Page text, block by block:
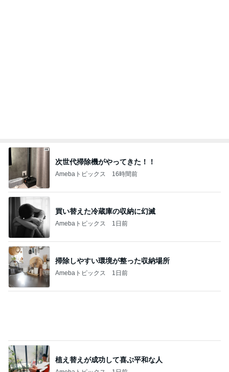
次世代掃除機がやってきた！！
Amebaトピックス 16時間前
買い替えた冷蔵庫の収納に幻滅
Amebaトピックス 1日前
掃除しやすい環境が整った収納場所
Amebaトピックス 1日前
植え替えが成功して喜ぶ平和な人